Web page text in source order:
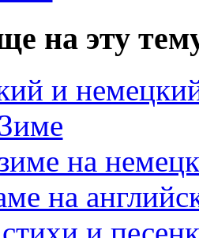
на эту
и
на
на